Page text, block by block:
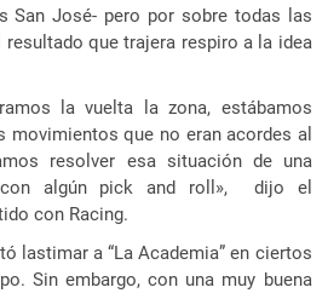
San José- pero por sobre todas las
que trajera respiro a la idea
la vuelta la zona, estábamos
movimientos que no eran acordes al
resolver esa situación de una
con algún pick and roll», dijo el
con Racing.
lastimar a “La Academia” en ciertos
Sin embargo, con una muy buena